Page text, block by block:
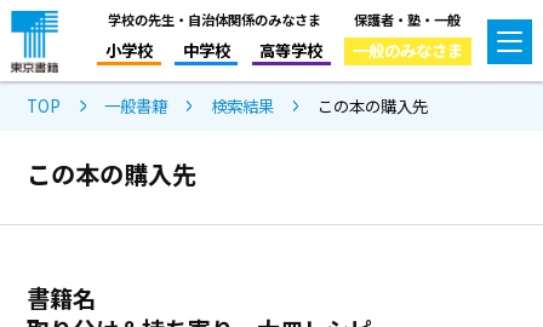
学校の先生・自治体関係のみなさま
小学校 中学校 高等学校
保護者・塾・一般
一般のみなさま
TOP 一般書籍 検索結果 この本の購入先
この本の購入先
書籍名